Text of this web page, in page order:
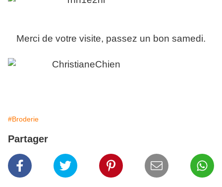
Merci de votre visite, passez un bon samedi.
#Broderie
Partager